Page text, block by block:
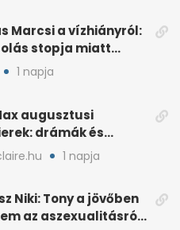
Marcsi a vízhiányról:
stopja miatt
1 napja
augusztusi
drámák és
filmek egy helyen
1 napja
Niki: Tony a jövőben
az aszexualitásról